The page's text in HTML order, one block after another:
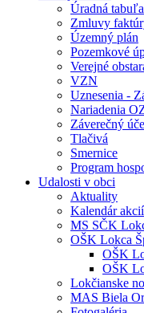
Úradná tabuľa
Zmluvy
Územný plán
Pozemkové
Verejné
VZN
Uznesenia -
Nariadenia
Záverečný
Tlačivá
Smernice
Program
Udalosti v obci
Aktuality
Kalendár akcií
MS SČK
OŠK Lokca
OŠK
OŠK
Lokčianske
MAS Biela